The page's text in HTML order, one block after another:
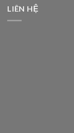
LIÊN HỆ